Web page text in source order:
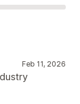
Feb 11, 2026